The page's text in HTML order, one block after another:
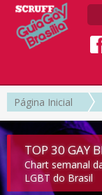
Página Inicial
TOP 30 GAY
Chart semanal
LGBT do Brasil